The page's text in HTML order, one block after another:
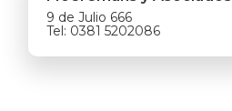
9 de Julio 666
Tel: 0381 5202086